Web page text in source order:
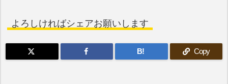
よろしければシェアお願いします
B! Copy